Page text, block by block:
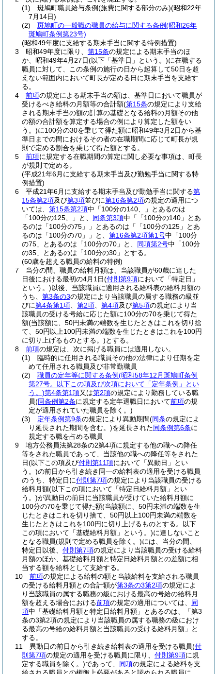
(1)
斑鳩町職員給与条例(旅費に関する部分のみ)(昭和22年
7月14日)
(2)
斑鳩町の一般職の職員の給与に関する条例(昭和26年
斑鳩町条例第23号)
(昭和49年度に支給する期末手当に関する特例措置)
3
昭和49年度に限り、 第15条の規定による期末手当のほ
か、昭和49年4月27日(以下「基準日」という。)に在職する
職員に対して、この条例の施行の日から起算して50日を超
えない範囲内において町長が定める日に期末手当を支給す
る。
4
前項の規定による期末手当の額は、基準日において職員が
受けるべき給料の月額等の合計額(第15条の規定により支給
される期末手当の額の計算の基礎となる給料の月額その他
の額の合計額を算定する場合の例により算定した額をい
う。)に100分の30を乗じて得た額に昭和49年3月2日から基
準日までの間におけるその者の在職期間に応じて町長が規
則で定める割合を乗じて得た額とする。
5
前項に規定する在職期間の算定に関し必要な事項は、町長
が規則で定める。
(平成21年6月に支給する期末手当及び勤勉手当に関する特
例措置)
6
平成21年6月に支給する期末手当及び勤勉手当に関する第
15条第2項及び第3項並びに第16条第2項の規定の適用につ
いては、 第15条第2項中「100分の140、」とあるのは
「100分の125、」と、 同条第3項中「「100分の140」とあ
るのは「100分の75」」とあるのは「「100分の125」とあ
るのは「100分の70」」と、 第16条第2項第1号中「100分
の75」とあるのは「100分の70」と、 同項第2号中「100分
の35」とあるのは「100分の30」とする。
(60歳を超える職員の給料の特例)
7
当分の間、職員の給料月額は、当該職員が60歳に達した
日後における最初の4月1日(付則第9項において「特定日」
という。)以後、当該職員に適用される給料表の給料月額の
うち、 第3条の3の規定により当該職員の属する職務の級並
びに第4条第1項 第2項 第4項及び第5項の規定により当
該職員の受ける号給に応じた額に100分の70を乗じて得た
額(当該額に、50円未満の端数を生じたときはこれを切り捨
て、50円以上100円未満の端数を生じたときはこれを100円
に切り上げるものとする。)とする。
8
前項の規定は、次に掲げる職員には適用しない。
(1)
臨時的に任用される職員その他の法律により任期を定
めて任用される職員及び非常勤職員
(2)
職員の定年等に関する条例(昭和58年12月斑鳩町条例
第27号。以下この項及び次項において「定年条例」とい
う。)第4条第1項又は第2項の規定により勤務している職
員(同条例第2条に規定する定年退職日において前項の規
定が適用されていた職員を除く。)
(3)
定年条例第9条の規定により異動期間(同条の規定によ
り延長された期間を含む。)を延長された同条例第6条に
規定する職を占める職員
9
地方公務員法第28条の2第4項に規定する他の職への降任
等をされた職員であって、当該他の職への降任等をされた
日(以下この項及び付則第11項において「異動日」とい
う。)の前日から引き続き同一の給料表の適用を受ける職員
のうち、特定日に付則第7項の規定により当該職員の受ける
給料月額(以下この項において「特定日給料月額」とい
う。)が異動日の前日に当該職員が受けていた給料月額に
100分の70を乗じて得た額(当該額に、50円未満の端数を生
じたときはこれを切り捨て、50円以上100円未満の端数を
生じたときはこれを100円に切り上げるものとする。以下
この項において「基礎給料月額」という。)に達しないこと
となる職員(規則で定める職員を除く。)には、当分の間、
特定日以後、 付則第7項の規定により当該職員の受ける給料
月額のほか、基礎給料月額と特定日給料月額との差額に相
当する額を給料として支給する。
10
前項の規定による給料の額と当該給料を支給される職員
の受ける給料月額との合計額が第3条の3第2項の規定によ
り当該職員の属する職務の級における最高の号給の給料月
額を超える場合における前項の規定の適用については、 同
項中「基礎給料月額と特定日給料月額」とあるのは、「第3
条の3第2項の規定により当該職員の属する職務の級におけ
る最高の号給の給料月額と当該職員の受ける給料月額」と
する。
11
異動日の前日から引き続き給料表の適用を受ける職員(付
則第7項の規定の適用を受ける職員に限り、 付則第9項に規
定する職員を除く。)であって、 同項の規定による給料を支